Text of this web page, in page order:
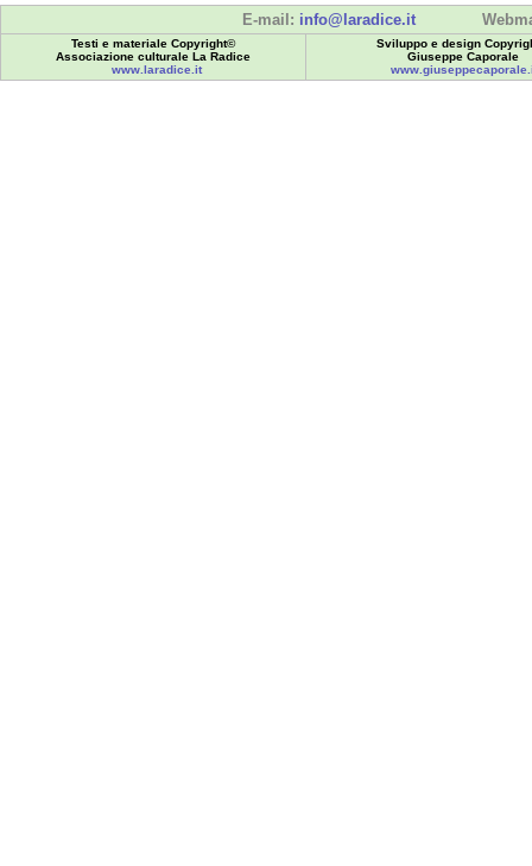
E-mail: info@laradice.it
Testi e materiale Copyright©
Associazione culturale La Radice
www.laradice.it
Sviluppo e design
Giuseppe Caporale